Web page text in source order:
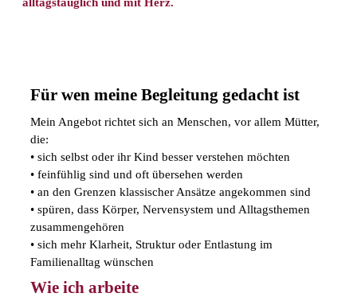
Für wen meine Begleitung gedacht ist
Mein Angebot richtet sich an Menschen, vor allem Mütter,
die:
• sich selbst oder ihr Kind besser verstehen möchten
• feinfühlig sind und oft übersehen werden
• an den Grenzen klassischer Ansätze angekommen sind
• spüren, dass Körper, Nervensystem und Alltagsthemen
zusammengehören
• sich mehr Klarheit, Struktur oder Entlastung im
Familienalltag wünschen
Wie ich arbeite